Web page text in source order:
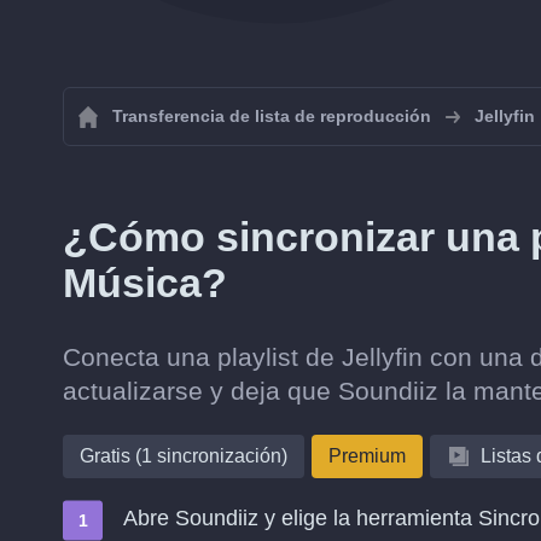
Transferencia de lista de reproducción Jellyfin
¿Cómo sincronizar una
Música?
Conecta una playlist de Jellyfin con una
actualizarse y deja que Soundiiz la
Gratis (1 sincronización) Premium Listas
Abre Soundiiz y elige la herramienta